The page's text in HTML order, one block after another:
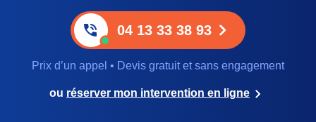
04 13 33 38 93
Prix d’un appel • Devis gratuit et sans engagement
ou réserver mon intervention en ligne